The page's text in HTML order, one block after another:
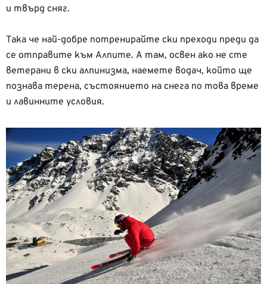
и твърд сняг.
Така че най-добре потренирайте ски преходи преди да
се отправите към Алпите. А там, освен ако не сте
ветерани в ски алпинизма, наемете водач, който ще
познава терена, състоянието на снега по това време
и лавинните условия.